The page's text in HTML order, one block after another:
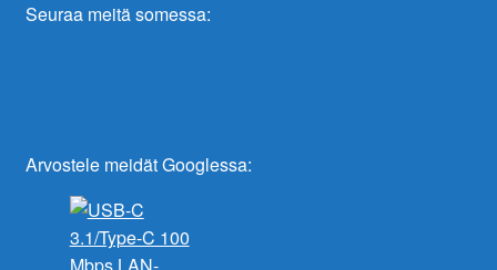
Seuraa meitä somessa:
Arvostele meidät Googlessa: